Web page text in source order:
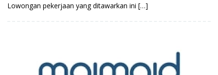
Lowongan pekerjaan yang ditawarkan ini […]